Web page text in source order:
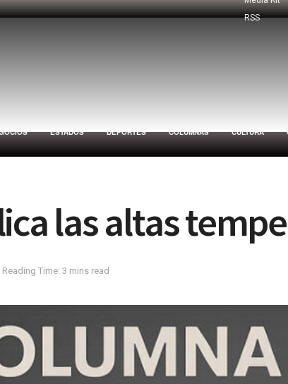
RSS
ESTADOS DEPORTES COLUMNAS CULTURA
las altas
Reading Time: 3 mins read